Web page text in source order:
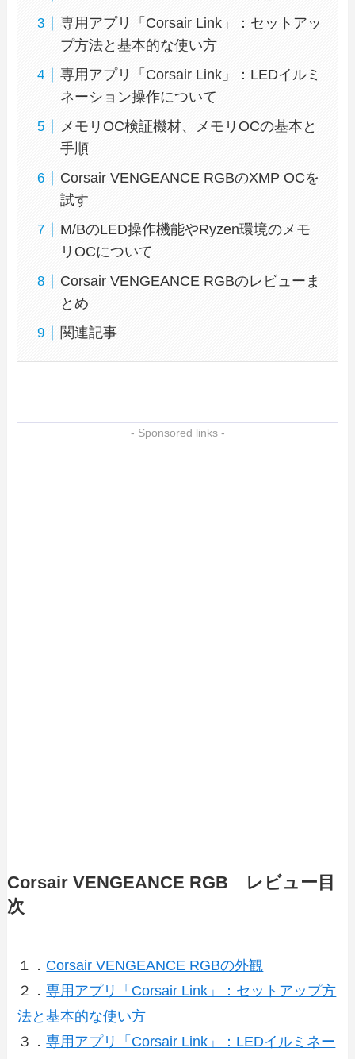
専用アプリ「Corsair Link」：セットアッ
プ方法と基本的な使い方
専用アプリ「Corsair Link」：LEDイルミ
ネーション操作について
メモリOC検証機材、メモリOCの基本と
手順
Corsair VENGEANCE RGBのXMP OCを
試す
M/BのLED操作機能やRyzen環境のメモ
リOCについて
Corsair VENGEANCE RGBのレビューま
とめ
関連記事
- Sponsored links -
Corsair VENGEANCE RGB レビュー目
次
１． Corsair VENGEANCE RGBの外観
２．専用アプリ「Corsair Link」：セットアップ方
法と基本的な使い方
３．専用アプリ「Corsair Link」：LEDイルミネー